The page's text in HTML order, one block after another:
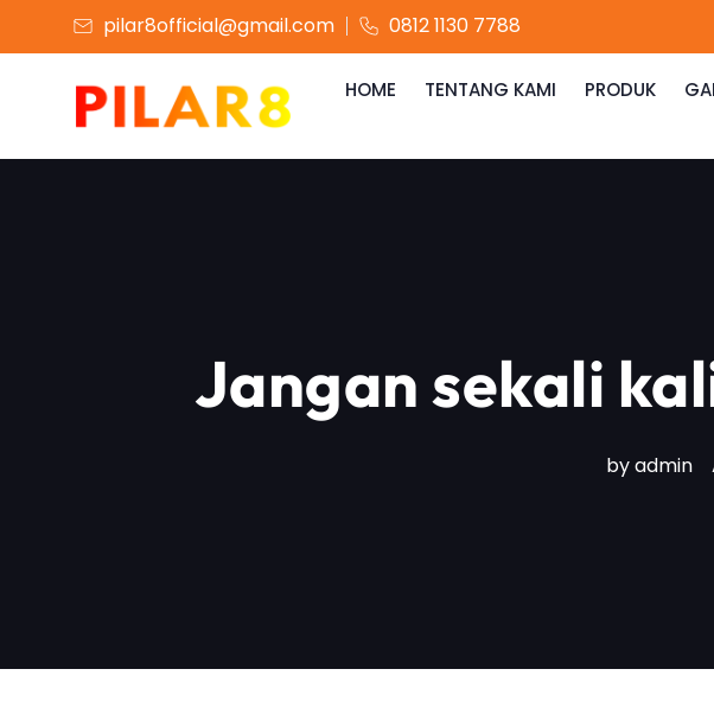
pilar8official@gmail.com 0812 1130 7788
HOME TENTANG KAMI PRODUK
Jangan sekali
byadmin